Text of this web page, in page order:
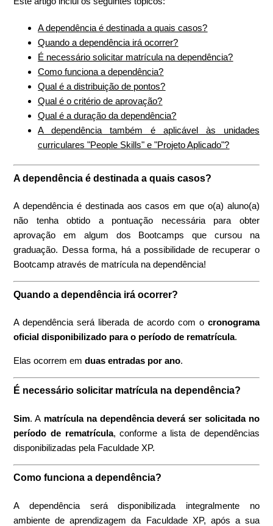
A dependência é destinada a quais casos?
Quando a dependência irá ocorrer?
É necessário solicitar matrícula na dependência?
Como funciona a dependência?
Qual é a distribuição de pontos?
Qual é o critério de aprovação?
Qual é a duração da dependência?
A dependência também é aplicável às unidades
curriculares "People Skills" e "Projeto Aplicado"?
A dependência é destinada a quais casos?
A dependência é destinada aos casos em que o(a) aluno(a)
não tenha obtido a pontuação necessária para obter
aprovação em algum dos Bootcamps que cursou na
graduação. Dessa forma, há a possibilidade de recuperar o
Bootcamp através de matrícula na dependência!
Quando a dependência irá ocorrer?
A dependência será liberada de acordo com o cronograma
oficial disponibilizado para o período de rematrícula.
Elas ocorrem em duas entradas por ano.
É necessário solicitar matrícula na dependência?
Sim. A matrícula na dependência deverá ser solicitada no
período de rematrícula, conforme a lista de dependências
disponibilizadas pela Faculdade XP.
Como funciona a dependência?
A dependência será disponibilizada integralmente no
ambiente de aprendizagem da Faculdade XP, após a sua